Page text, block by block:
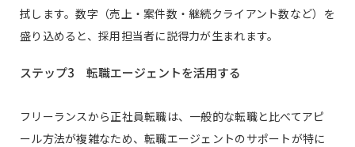
拭します。数字（売上・案件数・継続クライアント数など）を
盛り込めると、採用担当者に説得力が生まれます。
ステップ3 転職エージェントを活用する
フリーランスから正社員転職は、一般的な転職と比べてアピ
ール方法が複雑なため、転職エージェントのサポートが特に